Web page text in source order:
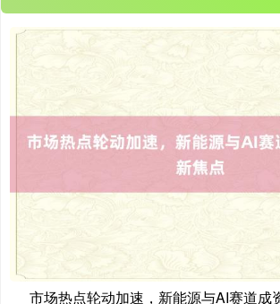
市场热点轮动加速，新能源与AI赛道成